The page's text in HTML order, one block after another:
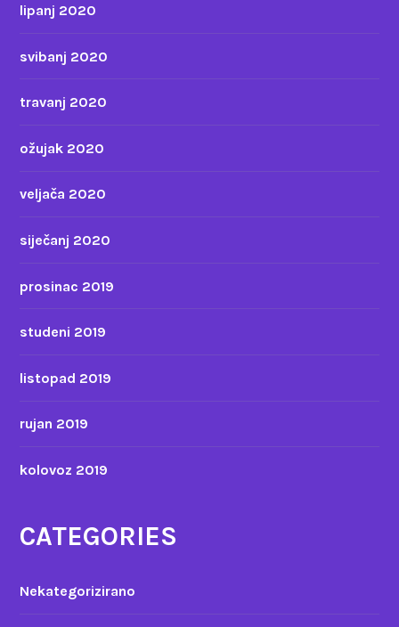
lipanj 2020
svibanj 2020
travanj 2020
ožujak 2020
veljača 2020
siječanj 2020
prosinac 2019
studeni 2019
listopad 2019
rujan 2019
kolovoz 2019
CATEGORIES
Nekategorizirano